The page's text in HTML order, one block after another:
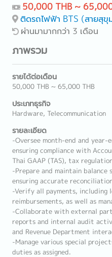
50,000 THB ~
ติดรถไฟฟ้า BTS (สายสุขุ
ผ่านมามากกว่า 3 เดือน
ภาพรวม
รายได้ต่อเดือน
50,000 THB ~ 65,000 THB
ประเภทธุรกิจ
Hardware, Telecommunication
รายละเอียด
-Oversee month-end and year-
ensuring compliance with
Thai GAAP (TAS), tax
-Prepare and maintain balance
ensuring accurate
-Verify all payments,
reimbursements, as well as
-Collaborate with external
reports and internal audit
and Revenue Department
-Manage various special
duties as assigned.